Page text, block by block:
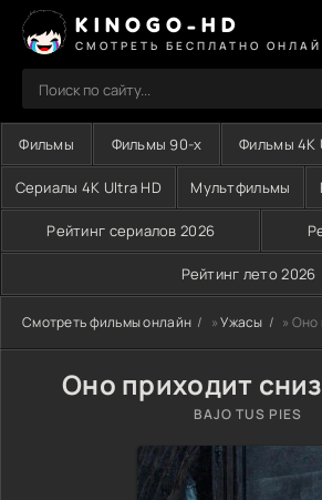
KINOGO-HD
СМОТРЕТЬ БЕСПЛАТНО
Фильмы Фильмы 90-х Фильмы 4K
Сериалы 4K Ultra HD Мультфильмы
Рейтинг сериалов 2026
Рейтинг лето 2026
Смотреть фильмы онлайн »Ужасы » Оно
Оно приходит
BAJO TUS PIES